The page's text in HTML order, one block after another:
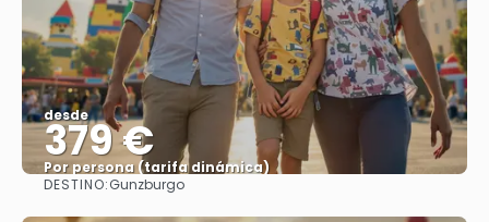
desde
379 €
Por persona (tarifa dinámica)
DESTINO:Gunzburgo